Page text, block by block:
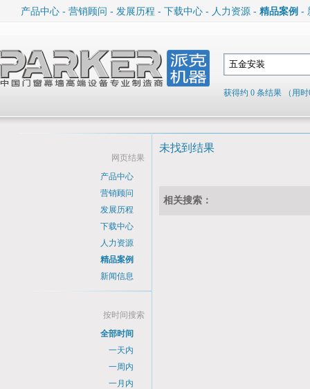
产品中心 - 营销顾问 - 发展历程 - 下载中心 - 人力资源 - 精品案例 -
获得约 0 条结果 （用时
网页结果
产品中心
营销顾问
发展历程
下载中心
人力资源
精品案例
新闻信息
按时间搜索
全部时间
一天内
一周内
一月内
未找到结果
相关搜索：